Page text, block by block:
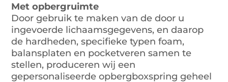
Met opbergruimte
Door gebruik te maken van de door u
ingevoerde lichaamsgegevens, en daarop
de hardheden, specifieke typen foam,
balansplaten en pocketveren samen te
stellen, produceren wij een
gepersonaliseerde opbergboxspring geheel